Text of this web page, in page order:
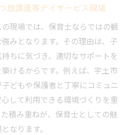
放課後等デイサービス現場
現場では、保育士ならではの観
みとなります。その理由は、子
ちに気づき、適切なサポートを
けるからです。例えば、宇土市
どもや保護者と丁寧にコミュニ
して利用できる環境づくりを重
積み重ねが、保育士としての魅
なります。